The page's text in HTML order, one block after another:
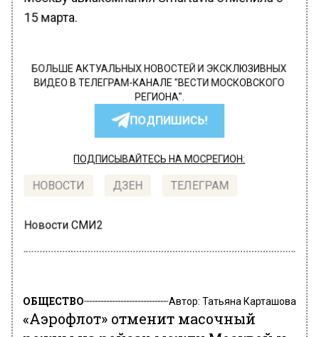
15 марта.
БОЛЬШЕ АКТУАЛЬНЫХ НОВОСТЕЙ И ЭКСКЛЮЗИВНЫХ
ВИДЕО В ТЕЛЕГРАМ-КАНАЛЕ "ВЕСТИ МОСКОВСКОГО
РЕГИОНА".
ПОДПИШИСЬ!
ПОДПИСЫВАЙТЕСЬ НА МОСРЕГИОН:
НОВОСТИ ДЗЕН ТЕЛЕГРАМ
Новости СМИ2
ОБЩЕСТВО Автор: Татьяна Карташова
«Аэрофлот» отменит масочный